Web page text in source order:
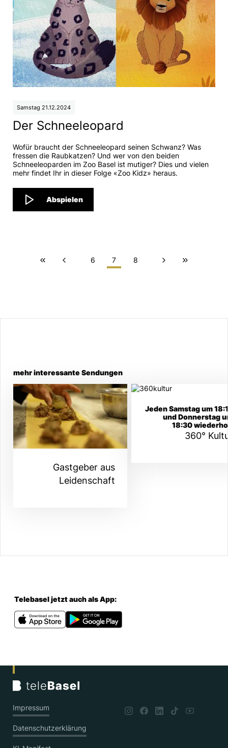
Samstag 21.12.2024
Der Schneeleopard
Wofür braucht der Schneeleopard seinen Schwanz? Was
fressen die Raubkatzen? Und wer von den beiden
Schneeleoparden im Zoo Basel ist mutiger? Dies und vielen
mehr findet Ihr in dieser Folge «Zoo Kidz» heraus.
Abspielen
6 7 8
mehr interessante Sendungen
Gastgeber aus
Leidenschaft
360°
Jeden Samstag um
und Donnerstag
18:30
Telebasel jetzt auch als App:
Impressum
Datenschutzerklärung